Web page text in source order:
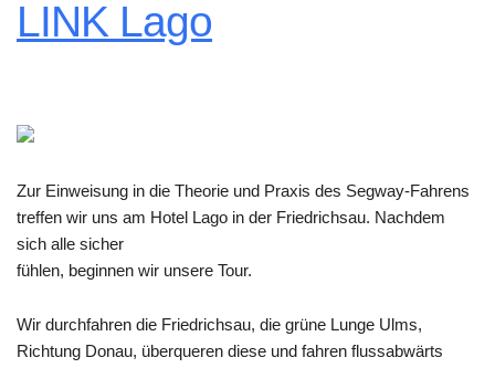
LINK Lago
Zur Einweisung in die Theorie und Praxis des Segway-Fahrens
treffen wir uns am Hotel Lago in der Friedrichsau. Nachdem
sich alle sicher
fühlen, beginnen wir unsere Tour.
Wir durchfahren die Friedrichsau, die grüne Lunge Ulms,
Richtung Donau, überqueren diese und fahren flussabwärts